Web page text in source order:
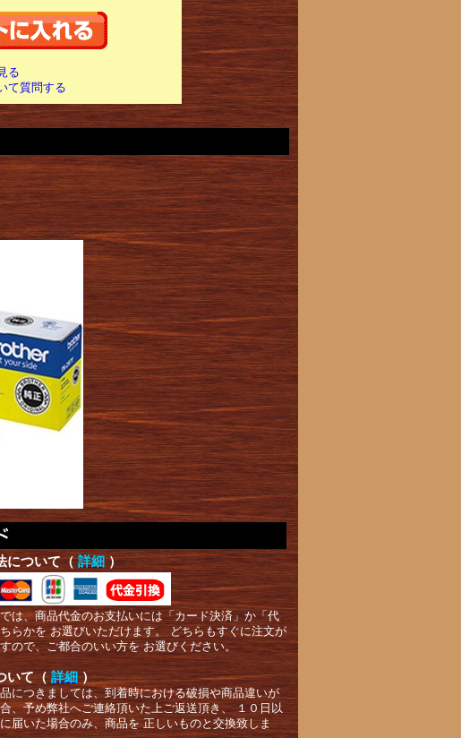
る
て質問する
について（ 詳細 ）
は、商品代金のお支払いには「カード決済」か「代
らかを お選びいただけます。 どちらもすぐに注文が
ので、ご都合のいい方を お選びください。
いて（ 詳細 ）
につきましては、到着時における破損や商品違いが
、予め弊社へご連絡頂いた上ご返送頂き、 １０日以
届いた場合のみ、商品を 正しいものと交換致しま